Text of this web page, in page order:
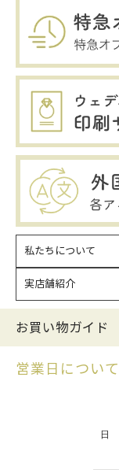
私たちについて
実店舗紹介
お買い物ガイド
営業日について
日